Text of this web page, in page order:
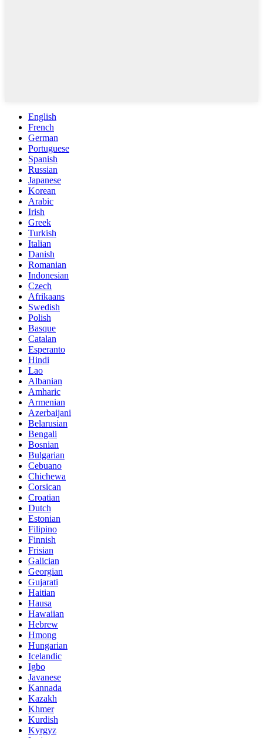
English
French
German
Portuguese
Spanish
Russian
Japanese
Korean
Arabic
Irish
Greek
Turkish
Italian
Danish
Romanian
Indonesian
Czech
Afrikaans
Swedish
Polish
Basque
Catalan
Esperanto
Hindi
Lao
Albanian
Amharic
Armenian
Azerbaijani
Belarusian
Bengali
Bosnian
Bulgarian
Cebuano
Chichewa
Corsican
Croatian
Dutch
Estonian
Filipino
Finnish
Frisian
Galician
Georgian
Gujarati
Haitian
Hausa
Hawaiian
Hebrew
Hmong
Hungarian
Icelandic
Igbo
Javanese
Kannada
Kazakh
Khmer
Kurdish
Kyrgyz